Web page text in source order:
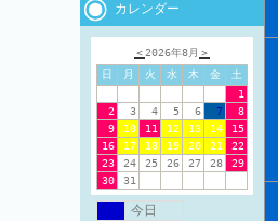
カレンダー
＜2026年8月 ＞
日
月 火 水 木 金
土
1
2
3 4 5 6 7
8
9
10 11 12 13 14
15
16
17 18 19 20 21
22
23
24 25 26 27 28
29
30
31
今日